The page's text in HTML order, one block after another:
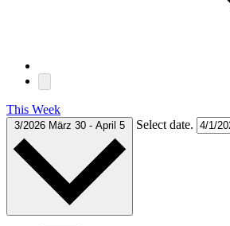
This Week
3/2026 März 30 - April 5 Select date.